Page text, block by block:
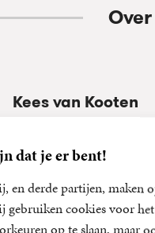
dat je er bent!
en derde partijen, maken
gebruiken cookies voor
Kees van Kooten
Kees van Kooten
cabaretgroep op. Na
Clichémannetjes, vanaf
Hadimassa (VARA) en
Wim de Bie het